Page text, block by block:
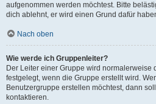
aufgenommen werden möchtest. Bitte
dich ablehnt, er wird einen Grund dafür
Nach oben
Wie werde ich Gruppenleiter?
Der Leiter einer Gruppe wird normalerweise
festgelegt, wenn die Gruppe erstellt wird.
Benutzergruppe erstellen möchtest, dann
kontaktieren.